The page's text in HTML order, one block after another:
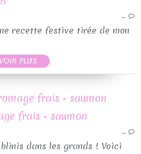
…
recette festive tirée de mon
PLUS
frais - saumon
…
dans les grands ! Voici